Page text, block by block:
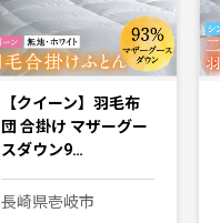
【クイーン】羽毛布
団 合掛け マザーグー
スダウン9…
長崎県壱岐市